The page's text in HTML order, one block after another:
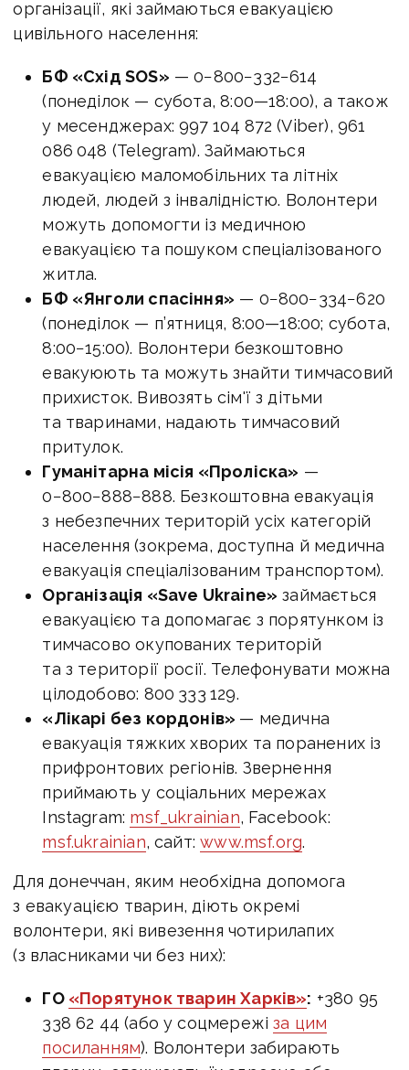
організації, які займаються евакуацією
цивільного населення:
БФ «Схід SOS» — 0−800−332−614
(понеділок — субота,8:00—18:00), а також
у месенджерах: 997 104 872 (Viber), 961
086 048 (Telegram). Займаються
евакуацією маломобільних та літніх
людей, людей з інвалідністю. Волонтери
можуть допомогти із медичною
евакуацією та пошуком спеціалізованого
житла.
БФ «Янголи спасіння» — 0−800−334−620
(понеділок — п’ятниця, 8:00—18:00; субота,
8:00−15:00). Волонтери безкоштовно
евакуюють та можуть знайти тимчасовий
прихисток. Вивозять сім'ї з дітьми
та тваринами, надають тимчасовий
притулок.
Гуманітарна місія «Проліска» —
0−800−888−888. Безкоштовна евакуація
з небезпечних територій усіх категорій
населення (зокрема, доступна й медична
евакуація спеціалізованим транспортом).
Організація «Save Ukraine» займається
евакуацією та допомагає з порятунком із
тимчасово окупованих територій
та з території росії. Телефонувати можна
цілодобово: 800 333 129.
«Лікарі без кордонів» — медична
евакуація тяжких хворих та поранених із
прифронтових регіонів. Звернення
приймають у соціальних мережах
Instagram: msf_ukrainian, Facebook:
msf.ukrainian, сайт:www.msf.org.
Для донеччан, яким необхідна допомога
з евакуацією тварин, діють окремі
волонтери, які вивезення чотирилапих
(з власниками чи без них):
ГО «Порятунок тварин Харків»: +380 95
338 62 44 (або у соцмережіза цим
посиланням). Волонтери забирають